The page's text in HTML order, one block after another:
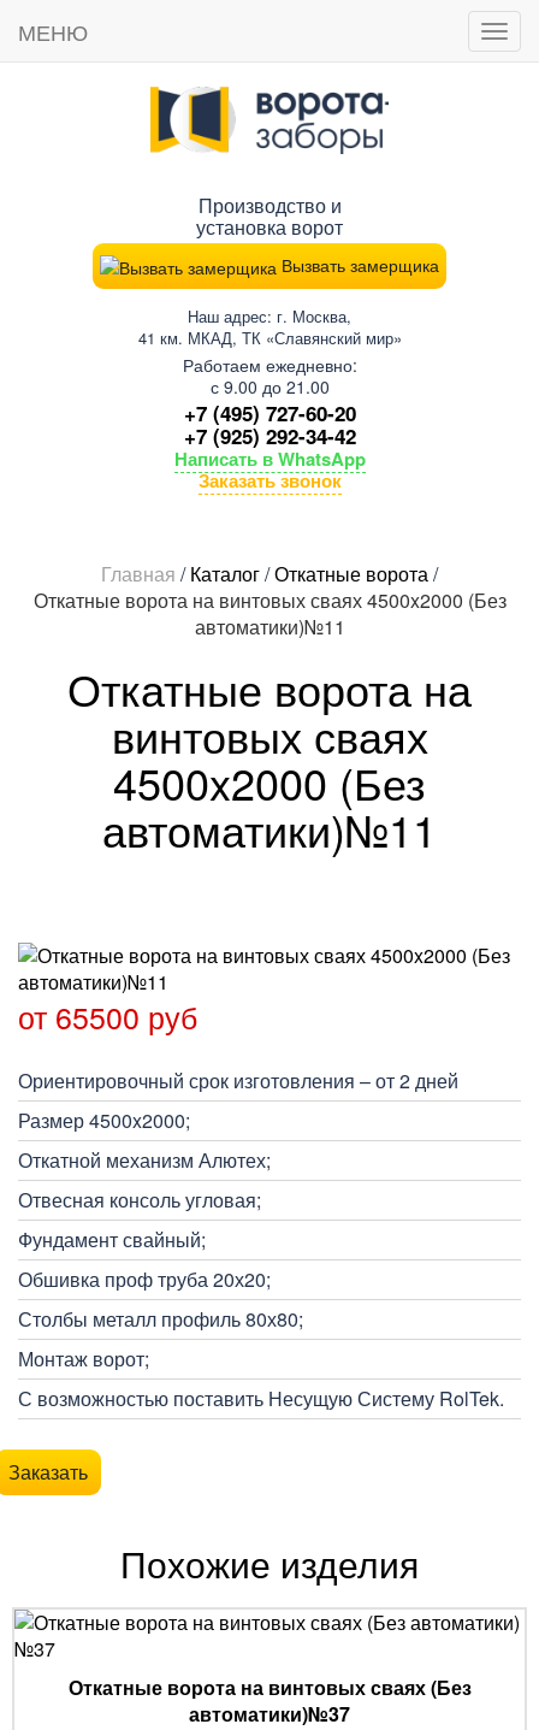
Производство и
установка ворот
Вызвать замерщика
Наш адрес: г. Москва,
41 км. МКАД, ТК «Славянский мир»
Работаем ежедневно:
с 9.00 до 21.00
+7 (495) 727-60-20
+7 (925) 292-34-42
Написать в WhatsApp
Заказать звонок
МЕНЮ
Главная /Каталог/Откатные ворота/
Откатные ворота на винтовых сваях 4500x2000 (Без
автоматики)№11
Откатные ворота на
винтовых сваях
4500x2000 (Без
автоматики)№11
от 65500 руб
Ориентировочный срок изготовления – от 2 дней
Размер 4500x2000;
Откатной механизм Алютех;
Отвесная консоль угловая;
Фундамент свайный;
Обшивка проф труба 20х20;
Столбы металл профиль 80х80;
Монтаж ворот;
С возможностью поставить Несущую Систему RolTek.
Заказать
Похожие изделия
Откатные ворота на винтовых сваях (Без
автоматики)№37